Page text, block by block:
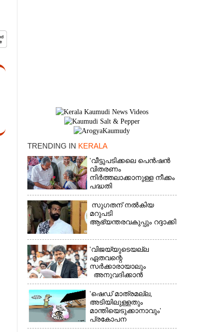
TRENDING IN KERALA
'വീട്ടുപടിക്കലെ പെൻഷൻ
വിതരണം
നിർത്തലാക്കാനുള്ള നീക്കം
പദ്ധതി
അവസാനിപ്പിക്കാനുള്ള
യുഡിഎഫ് അജണ്ടയുടെ
ആദ്യപടി'
സുഗതന് നൽകിയ
മറുപടി
ആഭ്യന്തരവകുപ്പും റദ്ദാക്കി
'വിജയ്‌യുടെയല്ല
ഏതവന്റെ
സർക്കാരായാലും
അനുവദിക്കാൻ
കഴിയില്ല;
മുല്ലപ്പെരിയാറിന്റെ
വെള്ളം കൂട്ടുന്നത്
മനസിൽ വച്ചാൽമതി'
'ഷെഡ് മാത്രമല്ല,
അടിയിലുള്ളതും
മാന്തിയെടുക്കാനാവും'
പ്രകോപന
പ്രസംഗവുമായി കെ.കെ.
×